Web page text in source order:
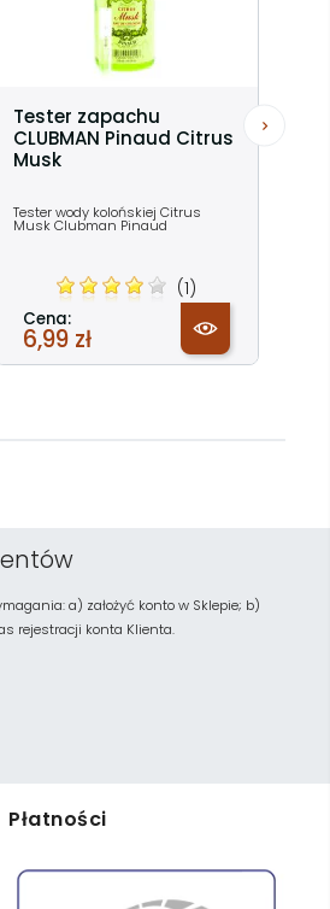
Tester zapachu
CLUBMAN Pinaud Citrus
Musk
Tester wody kolońskiej Citrus
Musk Clubman Pinaud
(1)
Cena:
6,99 zł
a) założyć konto w Sklepie; b)
rejestracji konta Klienta.
Płatności